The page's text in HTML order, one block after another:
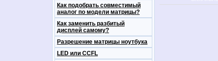
Как подобрать совместимый
аналог по модели матрицы?
Как заменить разбитый
дисплей самому?
Разрешение матрицы ноутбука
LED или CCFL